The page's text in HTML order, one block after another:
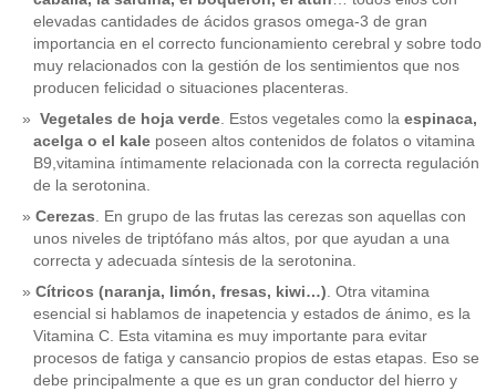
elevadas cantidades de ácidos grasos omega-3 de gran
importancia en el correcto funcionamiento cerebral y sobre todo
muy relacionados con la gestión de los sentimientos que nos
producen felicidad o situaciones placenteras.
Vegetales de hoja verde. Estos vegetales como la espinaca,
acelga o el kale poseen altos contenidos de folatos o vitamina
B9,vitamina íntimamente relacionada con la correcta regulación
de la serotonina.
Cerezas. En grupo de las frutas las cerezas son aquellas con
unos niveles de triptófano más altos, por que ayudan a una
correcta y adecuada síntesis de la serotonina.
Cítricos (naranja, limón, fresas, kiwi…). Otra vitamina
esencial si hablamos de inapetencia y estados de ánimo, es la
Vitamina C. Esta vitamina es muy importante para evitar
procesos de fatiga y cansancio propios de estas etapas. Eso se
debe principalmente a que es un gran conductor del hierro y